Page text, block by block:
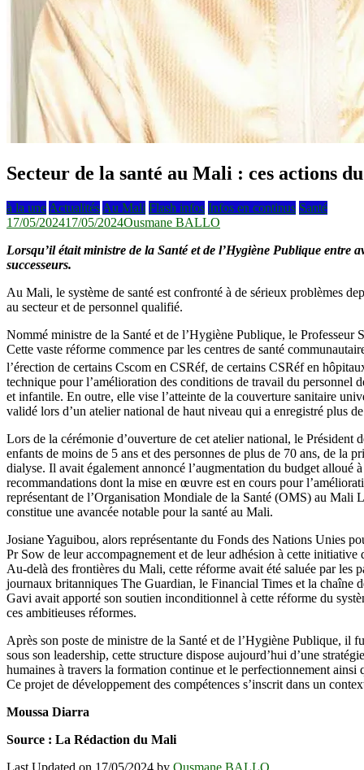
Secteur de la santé au Mali : ces actions
à la une Actualités Au Mali Flash infos Infos en continus Santé
17/05/202417/05/2024Ousmane BALLO
Lorsqu’il était ministre de la Santé et de l’Hygiène Publique
successeurs.
Au Mali, le système de santé est confronté à de sérieux problèmes
au secteur et de personnel qualifié.
Nommé ministre de la Santé et de l’Hygiène Publique, le Professeur
Cette vaste réforme commence par les centres de santé
l’érection de certains Cscom en CSRéf, de certains CSRéf en
technique pour l’amélioration des conditions de travail du personnel
et infantile. En outre, elle vise l’atteinte de la couverture sanitaire
validé lors d’un atelier national de haut niveau qui a enregistré plus
Lors de la cérémonie d’ouverture de cet atelier national, le
enfants de moins de 5 ans et des personnes de plus de 70 ans, de la
dialyse. Il avait également annoncé l’augmentation du budget alloué
recommandations dont la mise en œuvre est en cours pour
représentant de l’Organisation Mondiale de la Santé (OMS) au Mali
constitue une avancée notable pour la santé au Mali.
Josiane Yaguibou, alors représentante du Fonds des Nations Unies
Pr Sow de leur accompagnement et de leur adhésion à cette
Au-delà des frontières du Mali, cette réforme avait été saluée par les
journaux britanniques The Guardian, le Financial Times et la chaîne
Gavi avait apporté son soutien inconditionnel à cette réforme du
ces ambitieuses réformes.
Après son poste de ministre de la Santé et de l’Hygiène Publique,
sous son leadership, cette structure dispose aujourd’hui d’une
humaines à travers la formation continue et le perfectionnement
Ce projet de développement des compétences s’inscrit dans un
Moussa Diarra
Source : La Rédaction du Mali